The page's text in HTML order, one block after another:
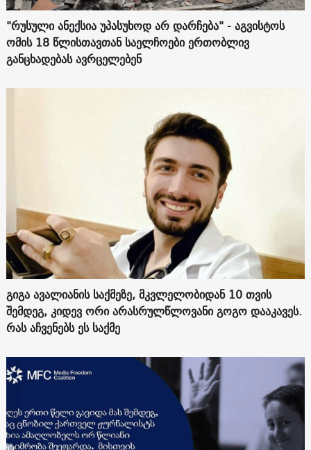
"რუსული ანექსია უპასუხოდ არ დარჩება" - აგვისტოს
ომის 18 წლისთავთან საელჩოები ერთობლივ
განცხადებას ავრცელებენ
გიგა ავალიანის საქმეზე, მკვლელობიდან 10 თვის
შემდეგ, კიდევ ორი არასრულწლოვანი გოგო დააკავეს.
რას აჩვენებს ეს საქმე